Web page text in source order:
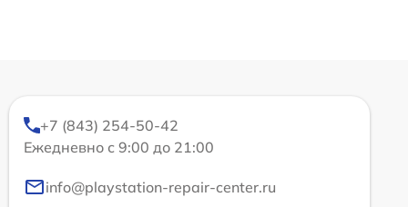
+7 (843) 254-50-42
Ежедневно с 9:00 до 21:00
info@playstation-repair-center.ru